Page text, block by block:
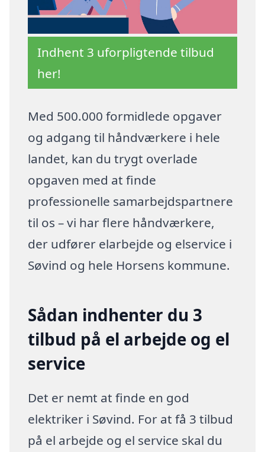
Indhent 3 uforpligtende tilbud
her!
Med 500.000 formidlede opgaver
og adgang til håndværkere i hele
landet, kan du trygt overlade
opgaven med at finde
professionelle samarbejdspartnere
til os – vi har flere håndværkere,
der udfører elarbejde og elservice i
Søvind og hele Horsens kommune.
Sådan indhenter du 3
tilbud på el arbejde og el
service
Det er nemt at finde en god
elektriker i Søvind. For at få 3 tilbud
på el arbejde og el service skal du